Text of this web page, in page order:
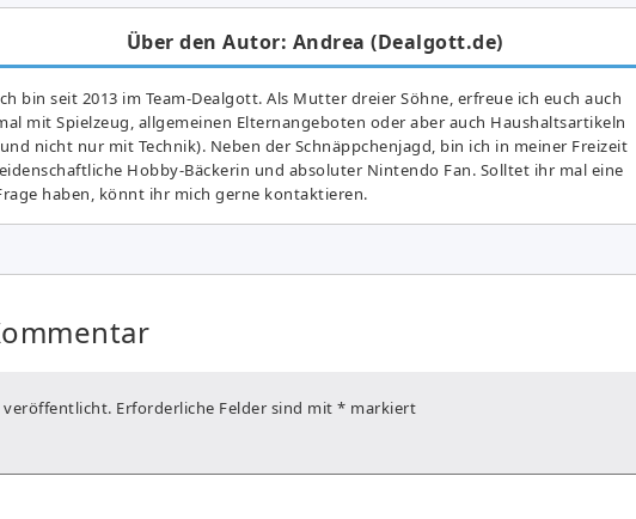
Über den Autor: Andrea (Dealgott.de)
bin seit 2013 im Team-Dealgott. Als Mutter dreier Söhne, erfreue ich euch auch
mit Spielzeug, allgemeinen Elternangeboten oder aber auch Haushaltsartikeln
nicht nur mit Technik). Neben der Schnäppchenjagd, bin ich in meiner Freizeit
Hobby-Bäckerin und absoluter Nintendo Fan. Solltet ihr mal eine
haben, könnt ihr mich gerne kontaktieren.
veröffentlicht. Erforderliche Felder sind mit * markiert